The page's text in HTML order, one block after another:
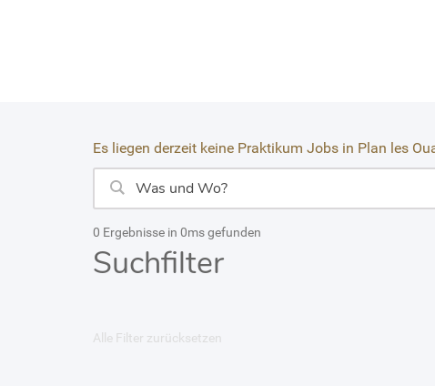
Es liegen derzeit keine Praktikum Jobs in Plan les
0 Ergebnisse in 0ms gefunden
Suchfilter
Alle Filter zurücksetzen